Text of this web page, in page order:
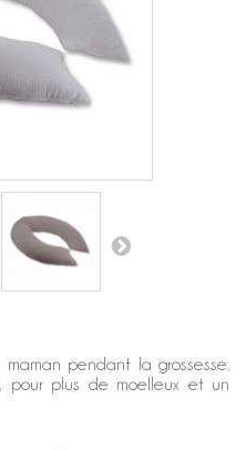
pendant la grossesse.
pour plus de moelleux et un